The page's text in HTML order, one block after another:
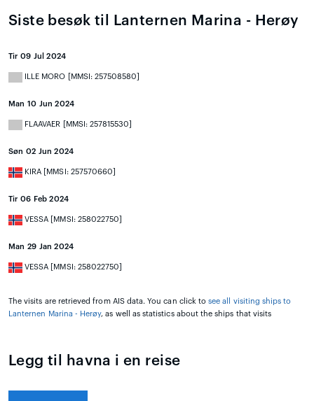
Siste besøk til Lanternen Marina - Herøy
Tir 09 Jul 2024
ILLE MORO [MMSI: 257508580]
Man 10 Jun 2024
FLAAVAER [MMSI: 257815530]
Søn 02 Jun 2024
KIRA [MMSI: 257570660]
Tir 06 Feb 2024
VESSA [MMSI: 258022750]
Man 29 Jan 2024
VESSA [MMSI: 258022750]
The visits are retrieved from AIS data. You can click tosee all visiting ships to
Lanternen Marina - Herøy, as well as statistics about the ships that visits
Legg til havna i en reise